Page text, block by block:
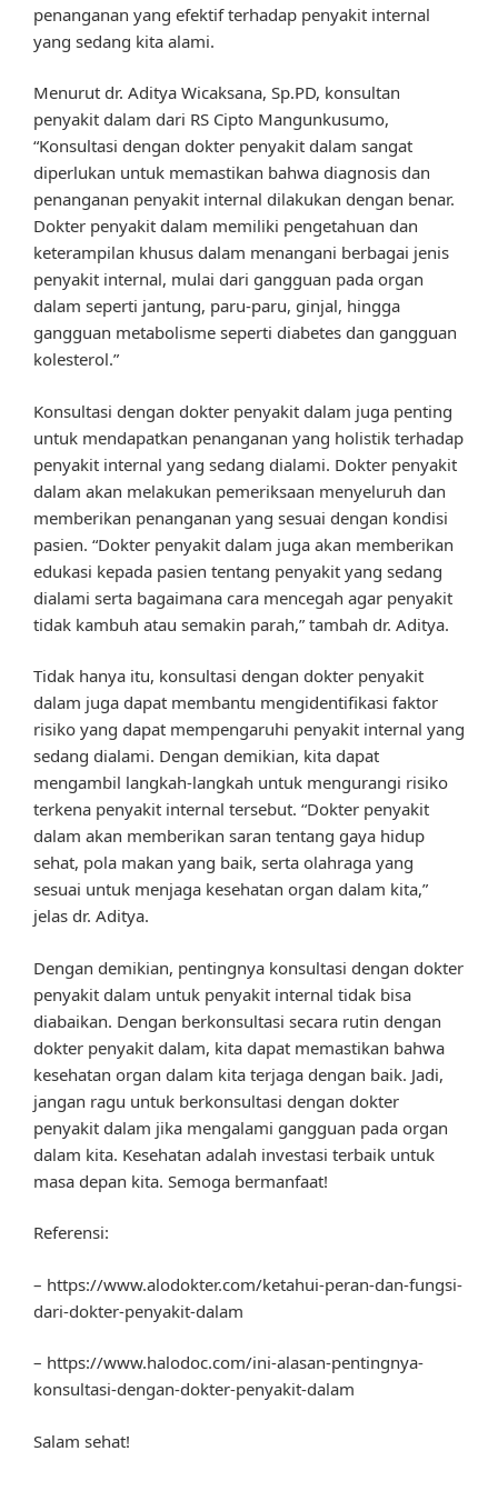
penanganan yang efektif terhadap penyakit internal
yang sedang kita alami.
Menurut dr. Aditya Wicaksana, Sp.PD, konsultan
penyakit dalam dari RS Cipto Mangunkusumo,
“Konsultasi dengan dokter penyakit dalam sangat
diperlukan untuk memastikan bahwa diagnosis dan
penanganan penyakit internal dilakukan dengan benar.
Dokter penyakit dalam memiliki pengetahuan dan
keterampilan khusus dalam menangani berbagai jenis
penyakit internal, mulai dari gangguan pada organ
dalam seperti jantung, paru-paru, ginjal, hingga
gangguan metabolisme seperti diabetes dan gangguan
kolesterol.”
Konsultasi dengan dokter penyakit dalam juga penting
untuk mendapatkan penanganan yang holistik terhadap
penyakit internal yang sedang dialami. Dokter penyakit
dalam akan melakukan pemeriksaan menyeluruh dan
memberikan penanganan yang sesuai dengan kondisi
pasien. “Dokter penyakit dalam juga akan memberikan
edukasi kepada pasien tentang penyakit yang sedang
dialami serta bagaimana cara mencegah agar penyakit
tidak kambuh atau semakin parah,” tambah dr. Aditya.
Tidak hanya itu, konsultasi dengan dokter penyakit
dalam juga dapat membantu mengidentifikasi faktor
risiko yang dapat mempengaruhi penyakit internal yang
sedang dialami. Dengan demikian, kita dapat
mengambil langkah-langkah untuk mengurangi risiko
terkena penyakit internal tersebut. “Dokter penyakit
dalam akan memberikan saran tentang gaya hidup
sehat, pola makan yang baik, serta olahraga yang
sesuai untuk menjaga kesehatan organ dalam kita,”
jelas dr. Aditya.
Dengan demikian, pentingnya konsultasi dengan dokter
penyakit dalam untuk penyakit internal tidak bisa
diabaikan. Dengan berkonsultasi secara rutin dengan
dokter penyakit dalam, kita dapat memastikan bahwa
kesehatan organ dalam kita terjaga dengan baik. Jadi,
jangan ragu untuk berkonsultasi dengan dokter
penyakit dalam jika mengalami gangguan pada organ
dalam kita. Kesehatan adalah investasi terbaik untuk
masa depan kita. Semoga bermanfaat!
Referensi:
– https://www.alodokter.com/ketahui-peran-dan-fungsi-
dari-dokter-penyakit-dalam
– https://www.halodoc.com/ini-alasan-pentingnya-
konsultasi-dengan-dokter-penyakit-dalam
Salam sehat!